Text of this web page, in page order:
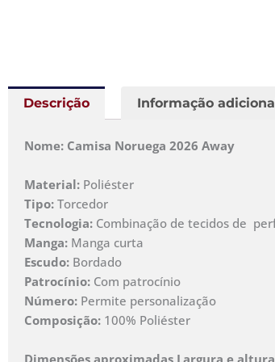
Descrição Informação
Nome: Camisa Noruega 2026 Away
Material: Poliéster
Tipo: Torcedor
Tecnologia: Combinação de tecidos de
Manga: Manga curta
Escudo: Bordado
Patrocínio: Com patrocínio
Número: Permite personalização
Composição: 100% Poliéster